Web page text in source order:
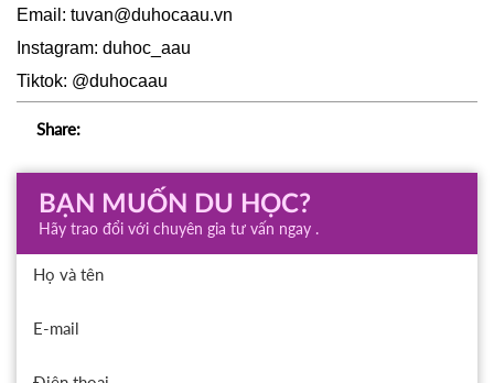
Email: tuvan@duhocaau.vn
Instagram: duhoc_aau
Tiktok: @duhocaau
Share:
BẠN MUỐN DU HỌC?
Hãy trao đổi với chuyên gia tư vấn ngay .
Họ và tên
E-mail